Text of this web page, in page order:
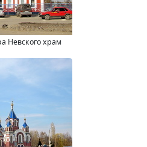
Невского храм